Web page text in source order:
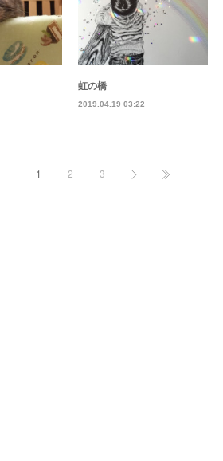
虹の橋
2019.04.19 03:22
1 2 3